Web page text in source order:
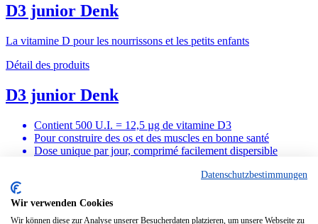
D3 junior Denk
La vitamine D pour les nourrissons et les petits enfants
Détail des produits
D3 junior Denk
Contient 500 U.I. = 12,5 µg de vitamine D3
Pour construire des os et des muscles en bonne santé
Dose unique par jour, comprimé facilement dispersible
© 2024 denk-nutrition.de
Datenschutzbestimmungen
Wir verwenden Cookies
Wir können diese zur Analyse unserer Besucherdaten platzieren, um unsere Webseite zu